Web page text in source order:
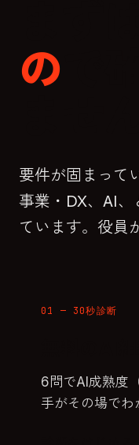
の
要件が固まって
事業・DX、AI、
ています。役員
01 — 30秒診断
6問でAI成熟度
手がその場でわ